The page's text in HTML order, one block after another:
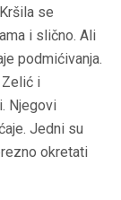
se
i slično. Ali
podmićivanja.
Zelić i
Njegovi
Jedni su
okretati